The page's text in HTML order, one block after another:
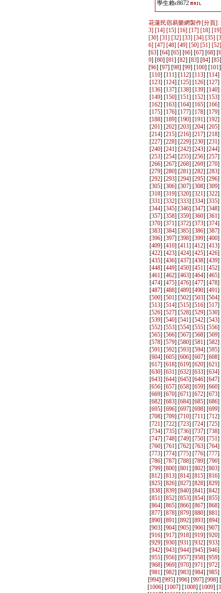
學生賴c8672
花蓮民宿易樂網製作[分頁]:
3] [14] [15] [16] [17] [18] [19
[30] [31] [32] [33] [34] [35] [
6] [47] [48] [49] [50] [51] [52
[63] [64] [65] [66] [67] [68] [
9] [80] [81] [82] [83] [84] [85
[96] [97] [98] [99] [100] [101
[110] [111] [112] [113] [114]
[123] [124] [125] [126] [127]
[136] [137] [138] [139] [140]
[149] [150] [151] [152] [153]
[162] [163] [164] [165] [166]
[175] [176] [177] [178] [179]
[188] [189] [190] [191] [192]
[201] [202] [203] [204] [205]
[214] [215] [216] [217] [218]
[227] [228] [229] [230] [231]
[240] [241] [242] [243] [244]
[253] [254] [255] [256] [257]
[266] [267] [268] [269] [270]
[279] [280] [281] [282] [283]
[292] [293] [294] [295] [296]
[305] [306] [307] [308] [309]
[318] [319] [320] [321] [322]
[331] [332] [333] [334] [335]
[344] [345] [346] [347] [348]
[357] [358] [359] [360] [361]
[370] [371] [372] [373] [374]
[383] [384] [385] [386] [387]
[396] [397] [398] [399] [400]
[409] [410] [411] [412] [413]
[422] [423] [424] [425] [426]
[435] [436] [437] [438] [439]
[448] [449] [450] [451] [452]
[461] [462] [463] [464] [465]
[474] [475] [476] [477] [478]
[487] [488] [489] [490] [491]
[500] [501] [502] [503] [504]
[513] [514] [515] [516] [517]
[526] [527] [528] [529] [530]
[539] [540] [541] [542] [543]
[552] [553] [554] [555] [556]
[565] [566] [567] [568] [569]
[578] [579] [580] [581] [582]
[591] [592] [593] [594] [595]
[604] [605] [606] [607] [608]
[617] [618] [619] [620] [621]
[630] [631] [632] [633] [634]
[643] [644] [645] [646] [647]
[656] [657] [658] [659] [660]
[669] [670] [671] [672] [673]
[682] [683] [684] [685] [686]
[695] [696] [697] [698] [699]
[708] [709] [710] [711] [712]
[721] [722] [723] [724] [725]
[734] [735] [736] [737] [738]
[747] [748] [749] [750] [751]
[760] [761] [762] [763] [764]
[773] [774] [775] [776] [777]
[786] [787] [788] [789] [790]
[799] [800] [801] [802] [803]
[812] [813] [814] [815] [816]
[825] [826] [827] [828] [829]
[838] [839] [840] [841] [842]
[851] [852] [853] [854] [855]
[864] [865] [866] [867] [868]
[877] [878] [879] [880] [881]
[890] [891] [892] [893] [894]
[903] [904] [905] [906] [907]
[916] [917] [918] [919] [920]
[929] [930] [931] [932] [933]
[942] [943] [944] [945] [946]
[955] [956] [957] [958] [959]
[968] [969] [970] [971] [972]
[981] [982] [983] [984] [985]
[994] [995] [996] [997] [998] [
[1006] [1007] [1008] [1009] [